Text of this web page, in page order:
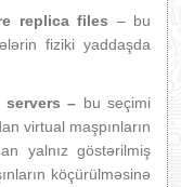
replica files – bu
fiziki yaddaşda
– bu seçimi
virtual maşpınların
yalnız göstərilmiş
köçürülməsinə